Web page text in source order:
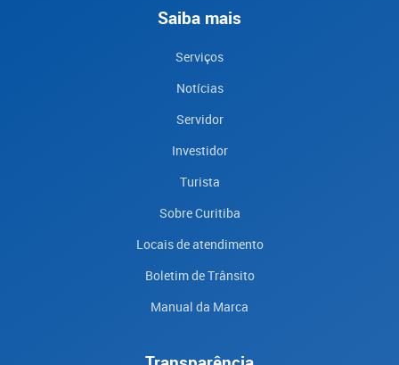
Saiba mais
Serviços
Notícias
Servidor
Investidor
Turista
Sobre Curitiba
Locais de atendimento
Boletim de Trânsito
Manual da Marca